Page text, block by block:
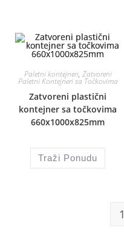
Paletni kontejneri, Zatvoreni
Paletni Kontejneri sa Točkovima
Zatvoreni plastični
kontejner sa točkovima
660x1000x825mm
Traži Ponudu
1